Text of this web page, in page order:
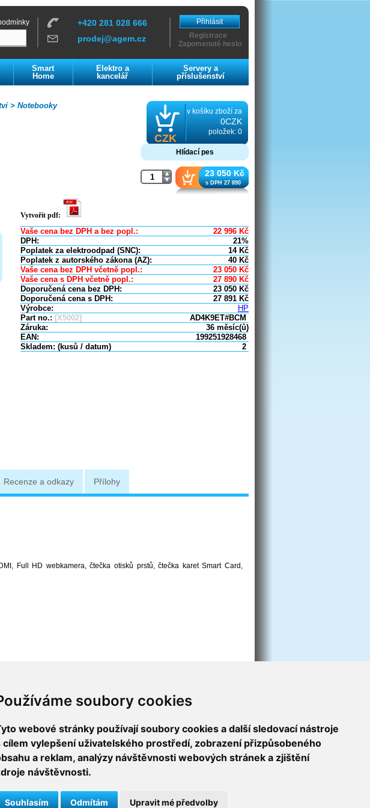
soubory cookies
webové stránky používají soubory cookies a další sledovací nástroje
cílem vylepšení uživatelského prostředí, zobrazení přizpůsobeného
a reklam, analýzy návštěvnosti webových stránek a zjištění
návštěvnosti.
Souhlasím Odmítám Upravit mé předvolby
+420 281 028 666
prodej@agem.cz
Přihlásit
Registrace
Zapomenuté heslo
Smart
Home
Elektro a
kancelář
Servery a
příslušenství
Notebooky
>
CZK
v košíku zboží za
0CZK
položek: 0
Hlídací pes
23 050 Kč
s DPH 27 890
Vytvořit pdf:
Vaše cena bez DPH a bez popl.: 22 996 Kč
DPH:
21%
Poplatek za elektroodpad (SNC):
14 Kč
Poplatek z autorského zákona (AZ):
40 Kč
Vaše cena bez DPH včetně popl.:
23 050 Kč
Vaše cena s DPH včetně popl.:
27 890 Kč
Doporučená cena bez DPH:
23 050 Kč
Doporučená cena s DPH:
27 891 Kč
Výrobce:
HP
Part no.: [X5002]
AD4K9ET#BCM
Záruka:
36 měsíc(ů)
EAN:
199251928468
Skladem: (kusů / datum)
2
Recenze a odkazy Přílohy
Full HD webkamera, čtečka otisků prstů, čtečka karet Smart Card,
O nákupu
Obchodní informace